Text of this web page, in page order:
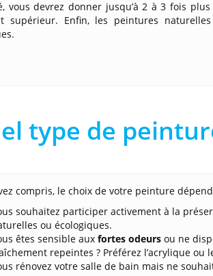
vous devrez donner jusqu’à 2 à 3 fois
supérieur. Enfin, les peintures
type de
compris, le choix de votre peinture
souhaitez participer activement à la
ou écologiques.
êtes sensible auxfortes odeursou ne
repeintes ? Préférez l’acrylique ou
rénovez votre salle de bain mais ne